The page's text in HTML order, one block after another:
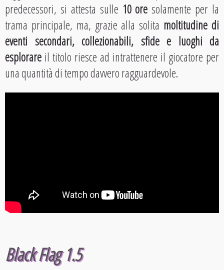
predecessori, si attesta sulle 10 ore solamente per la
trama principale, ma, grazie alla solita moltitudine di
eventi secondari, collezionabili, sfide e luoghi da
esplorare il titolo riesce ad intrattenere il giocatore per
una quantità di tempo davvero ragguardevole.
Black Flag 1.5